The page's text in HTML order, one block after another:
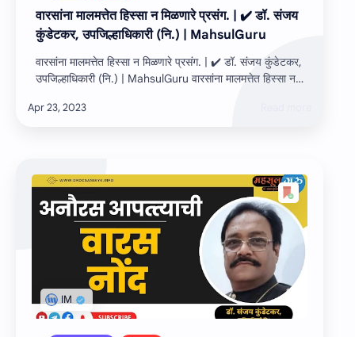
वारसांना मालमत्तेत हिस्‍सा न मिळणारे प्रसंग. | ✔️ डॉ. संजय
कुंडेटकर, उपजिल्हाधिकारी (नि.) | MahsulGuru
वारसांना मालमत्तेत हिस्‍सा न मिळणारे प्रसंग. | ✔️ डॉ. संजय कुंडेटकर,
उपजिल्हाधिकारी (नि.) | MahsulGuru वारसांना मालमत्तेत हिस्‍सा न